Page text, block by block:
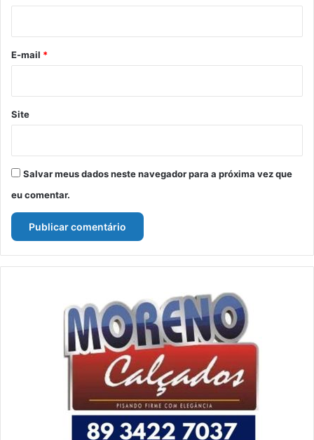
*
E-mail *
Site
Salvar meus dados neste navegador para a próxima vez que
eu comentar.